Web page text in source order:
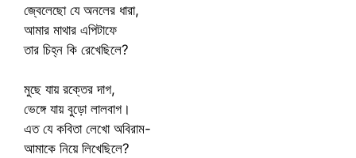
‎জ্বেলেছো যে অনলের ধারা,
‎আমার মাথার এপিটাফে
‎তার চিহ্ন কি রেখেছিলে?
‎মুছে যায় রক্তের দাগ,
‎ভেঙ্গে যায় বুড়ো লালবাগ।
‎এত যে কবিতা লেখো অবিরাম-
‎আমাকে নিয়ে লিখেছিলে?